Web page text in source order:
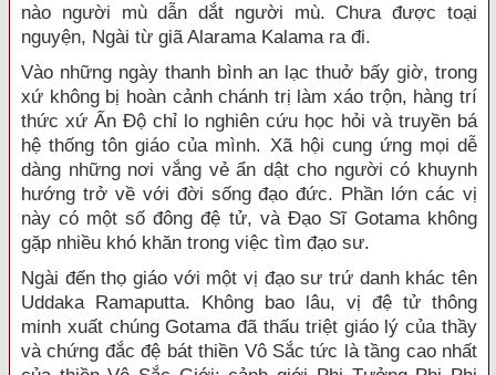
nào người mù dẫn dắt người mù. Chưa được toại
nguyện, Ngài từ giã Alarama Kalama ra đi.
Vào những ngày thanh bình an lạc thuở bấy giờ, trong
xứ không bị hoàn cảnh chánh trị làm xáo trộn, hàng trí
thức xứ Ấn Độ chỉ lo nghiên cứu học hỏi và truyền bá
hệ thống tôn giáo của mình. Xã hội cung ứng mọi dễ
dàng những nơi vắng vẻ ẩn dật cho người có khuynh
hướng trở về với đời sống đạo đức. Phần lớn các vị
này có một số đông đệ tử, và Đạo Sĩ Gotama không
gặp nhiều khó khăn trong việc tìm đạo sư.
Ngài đến thọ giáo với một vị đạo sư trứ danh khác tên
Uddaka Ramaputta. Không bao lâu, vị đệ tử thông
minh xuất chúng Gotama đã thấu triệt giáo lý của thầy
và chứng đắc đệ bát thiền Vô Sắc tức là tầng cao nhất